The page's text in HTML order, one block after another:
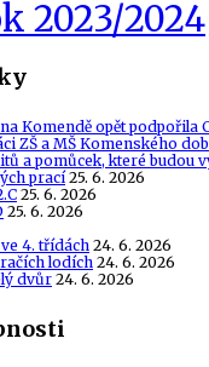
2023/2024
Komendě opět podpořila
ZŠ a MŠ Komenského
a pomůcek, které budou
prací 25. 6. 2026
25. 6. 2026
25. 6. 2026
4. třídách 24. 6. 2026
lodích 24. 6. 2026
dvůr 24. 6. 2026